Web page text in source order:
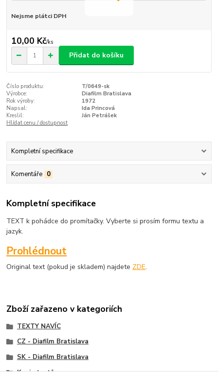
Nejsme plátci DPH
10,00 Kč/ks
Přidat do košíku
Číslo produktu:
T/0649-sk
Výrobce:
Diafilm Bratislava
Rok výroby:
1972
Napsal:
Ida Princová
Kreslil:
Ján Petrášek
Hlídat cenu / dostupnost
Kompletní specifikace
Komentáře 0
Kompletní specifikace
TEXT k pohádce do promítačky. Vyberte si prosím formu textu a
jazyk.
Prohlédnout
Original text (pokud je skladem) najdete ZDE.
Zboží zařazeno v kategoriích
TEXTY NAVÍC
CZ - Diafilm Bratislava
SK - Diafilm Bratislava
Kopie textů